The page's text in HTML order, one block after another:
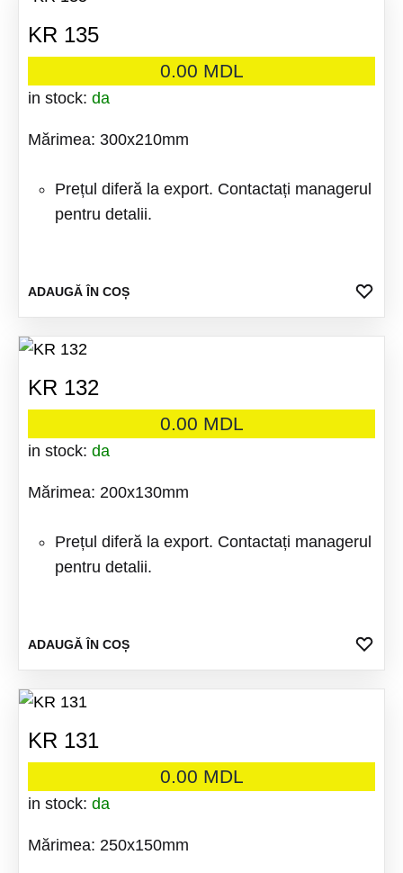
KR 135
0.00 MDL
in stock: da
Mărimea: 300x210mm
Prețul diferă la export. Contactați managerul
pentru detalii.
ADAUGĂ ÎN COȘ
KR 132
0.00 MDL
in stock: da
Mărimea: 200x130mm
Prețul diferă la export. Contactați managerul
pentru detalii.
ADAUGĂ ÎN COȘ
KR 131
0.00 MDL
in stock: da
Mărimea: 250x150mm